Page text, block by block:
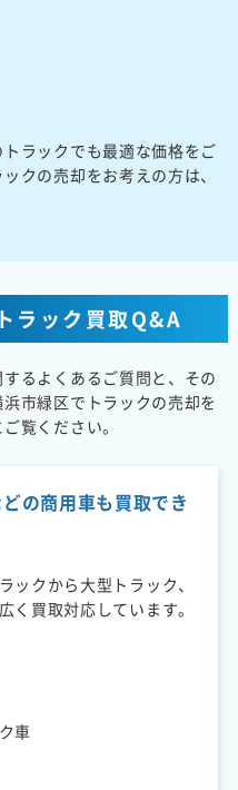
ラックでも最適な価格をご
クの売却をお考えの方は、
ラック買取Q&A
るよくあるご質問と、その
市緑区でトラックの売却を
覧ください。
の商用車も買取でき
ックから大型トラック、
く買取対応しています。
車